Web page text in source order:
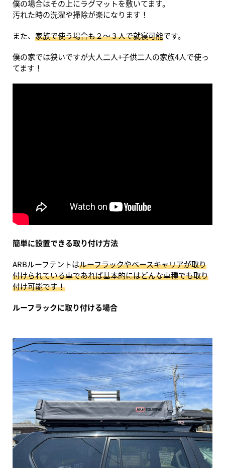
僕の場合はその上にラグマットを敷いてます。
汚れた時の洗濯や掃除が楽になります！
また、 家族で使う場合も２～３人で就寝可能です。
僕の家では狭いですが大人二人+子供二人の家族4人で使っ
てます！
簡単に設置できる取り付け方法
ARBルーフテントはルーフラックやベースキャリアが取り
付けられている車であれば基本的にはどんな車種でも取り
付け可能です！
ルーフラックに取り付ける場合